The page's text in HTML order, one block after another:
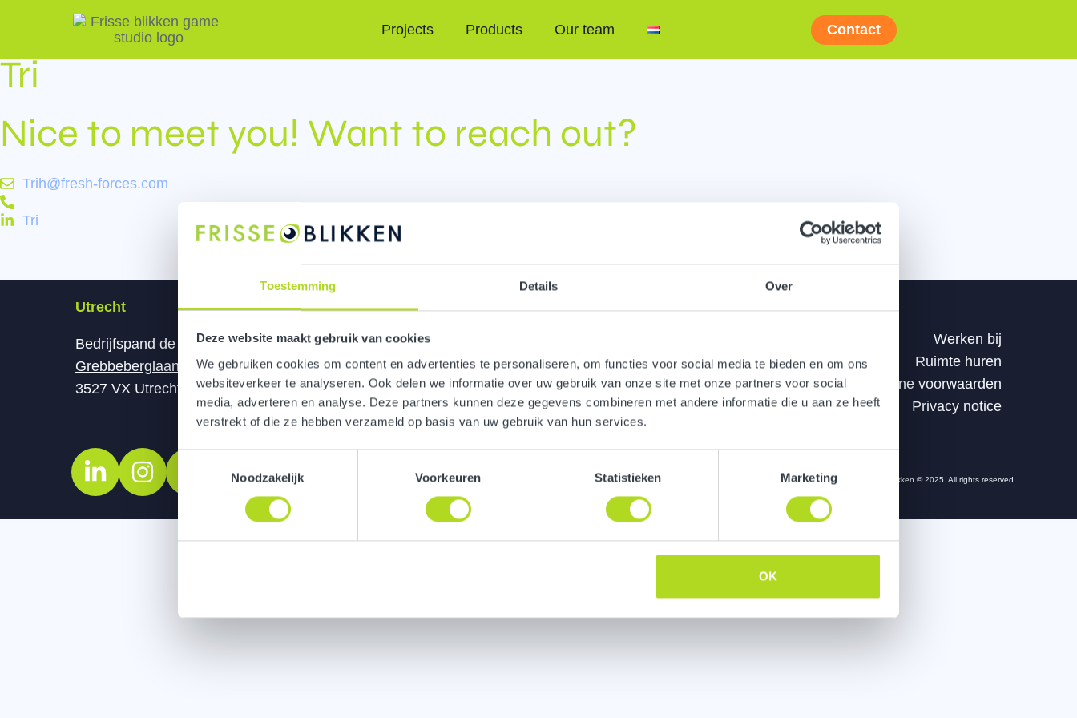
Toestemming Details Over
Deze website maakt gebruik van cookies
We gebruiken cookies om content en advertenties te personaliseren, om functies voor social media te bieden en om ons
websiteverkeer te analyseren. Ook delen we informatie over uw gebruik van onze site met onze partners voor social
media, adverteren en analyse. Deze partners kunnen deze gegevens combineren met andere informatie die u aan ze heeft
verstrekt of die ze hebben verzameld op basis van uw gebruik van hun services.
Noodzakelijk
Voorkeuren Statistieken Marketing
OK
Projects Products Our team Contact
Back to team
Tri
Nice to meet you! Want to reach out?
Trih@fresh-forces.com
Tri
Utrecht
Bedrijfspand de Pionier
Grebbeberglaan 15
3527 VX Utrecht
Eindhoven
Het Klokgebouw
Klokgebouw 210
5617 AC Eindhoven
Werken bij
Ruimte huren
Algemene voorwaarden
Privacy notice
Frisse Blikken © 2025. All rights reserved